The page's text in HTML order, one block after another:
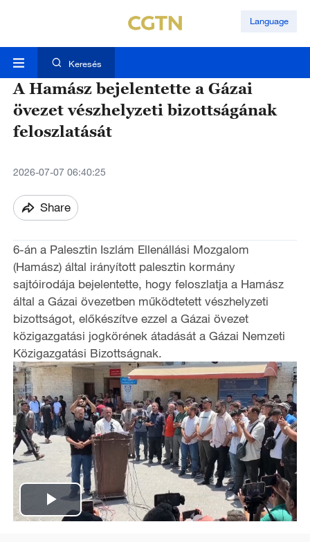
Language
Keresés
A Hamász bejelentette a Gázai
övezet vészhelyzeti bizottságának
feloszlatását
2026-07-07 06:40:25
Share
6-án a Palesztin Iszlám Ellenállási Mozgalom
(Hamász) által irányított palesztin kormány
sajtóirodája bejelentette, hogy feloszlatja a Hamász
által a Gázai övezetben működtetett vészhelyzeti
bizottságot, előkészítve ezzel a Gázai övezet
közigazgatási jogkörének átadását a Gázai Nemzeti
Közigazgatási Bizottságnak.
P